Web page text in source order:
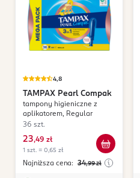
4,8
TAMPAX Pearl Compak
tampony higieniczne z
aplikatorem, Regular
36 szt.
23,49 zł
1 szt. = 0,65 zł
Najniższa cena: 34,99 zł